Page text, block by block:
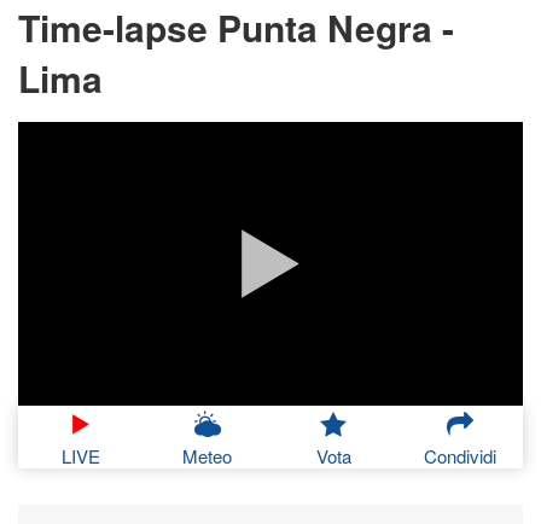
Time-lapse Punta Negra -
Lima
LIVE Meteo Vota Condividi